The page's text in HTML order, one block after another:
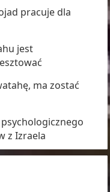
pracuje dla
jest
ma zostać
z Izraela